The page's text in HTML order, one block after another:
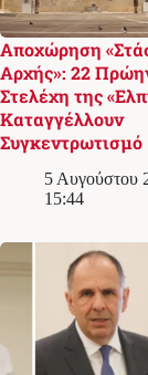
Αποχώρηση
Αρχής»: 22
Στελέχη της
Καταγγέλλουν
Συγκεντρωτισμό
5 Αυγούστου
15:44